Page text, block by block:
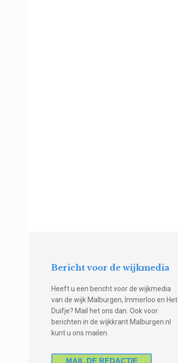
Bericht voor de wijkmedia
Heeft u een bericht voor de wijkmedia
van de wijk Malburgen, Immerloo en Het
Duifje? Mail het ons dan. Ook voor
berichten in de wijkkrant Malburgen.nl
kunt u ons mailen.
MAIL DE REDACTIE